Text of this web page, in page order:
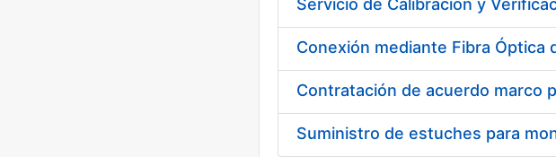
Suministro de estuches para